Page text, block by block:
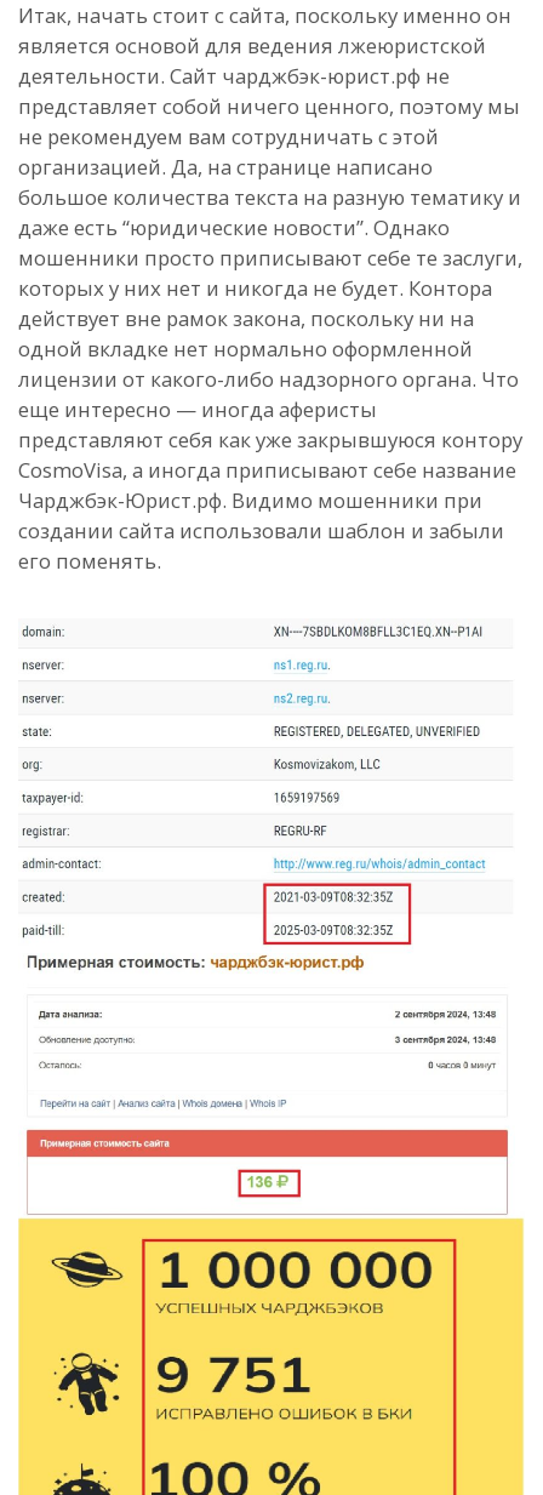
Итак, начать стоит с сайта, поскольку именно он
является основой для ведения лжеюристской
деятельности. Сайт чарджбэк-юрист.рф не
представляет собой ничего ценного, поэтому мы
не рекомендуем вам сотрудничать с этой
организацией. Да, на странице написано
большое количества текста на разную тематику и
даже есть “юридические новости”. Однако
мошенники просто приписывают себе те заслуги,
которых у них нет и никогда не будет. Контора
действует вне рамок закона, поскольку ни на
одной вкладке нет нормально оформленной
лицензии от какого-либо надзорного органа. Что
еще интересно — иногда аферисты
представляют себя как уже закрывшуюся контору
CosmoVisa, а иногда приписывают себе название
Чарджбэк-Юрист.рф. Видимо мошенники при
создании сайта использовали шаблон и забыли
его поменять.